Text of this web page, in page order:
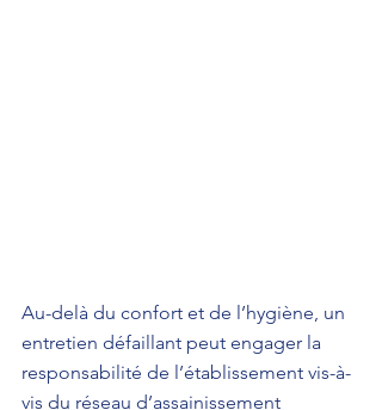
Au-delà du confort et de l’hygiène, un
entretien défaillant peut engager la
responsabilité de l’établissement vis-à-
vis du réseau d’assainissement